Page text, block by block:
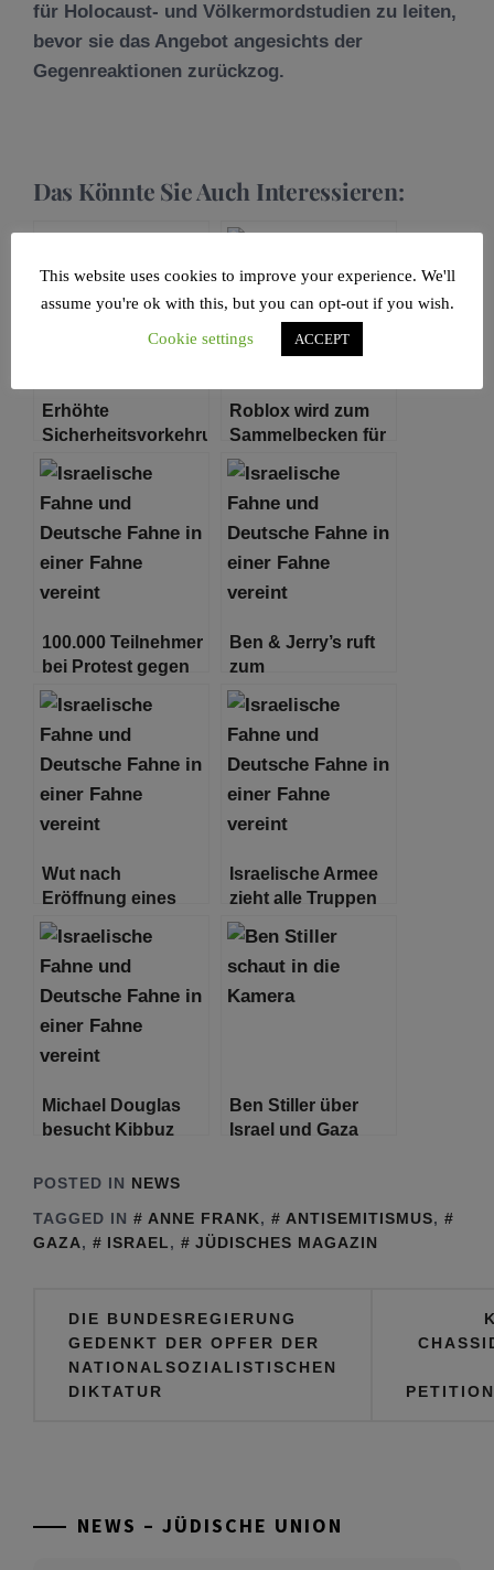
für Holocaust- und Völkermordstudien zu leiten,
bevor sie das Angebot angesichts der
Gegenreaktionen zurückzog.
Das Könnte Sie Auch Interessieren:
Erhöhte
Sicherheitsvorkehrungen
für Synagogen in
Europa –
Antisemitische
Angriffe steigen
Roblox wird zum
Sammelbecken für
pro-
palästinensische
Proteste
100.000 Teilnehmer
bei Protest gegen
Antisemitismus in
Großbritannien
Ben & Jerry’s ruft
zum
Waffenstillstand auf
Wut nach
Eröffnung eines
Restaurants
namens „7.
Oktober“ in
Jordanien
Israelische Armee
zieht alle Truppen
aus dem südlichen
Gazastreifen ab
Michael Douglas
besucht Kibbuz
Ben Stiller über
Israel und Gaza
POSTED IN NEWS
TAGGED IN
ANNE FRANK, ANTISEMITISMUS,
GAZA, ISRAEL, JÜDISCHES MAGAZIN
Beitragsnavigation
DIE BUNDESREGIERUNG
GEDENKT DER OPFER DER
NATIONALSOZIALISTISCHEN
DIKTATUR
NEWS – JÜDISCHE UNION
This website uses cookies to improve your experience. We'll
assume you're ok with this, but you can opt-out if you wish.
Cookie settings
ACCEPT